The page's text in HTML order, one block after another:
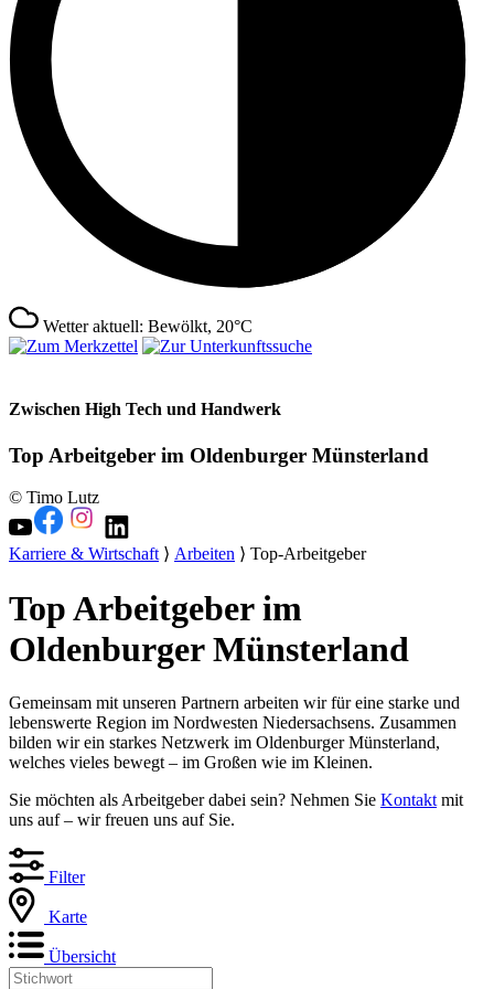
Wetter aktuell: Bewölkt, 20°C
Zwischen High Tech und Handwerk
Top Arbeitgeber im Oldenburger Münsterland
© Timo Lutz
Karriere & Wirtschaft⟩ Arbeiten ⟩ Top-Arbeitgeber
Top Arbeitgeber im
Oldenburger Münsterland
Gemeinsam mit unseren Partnern arbeiten wir für eine starke und
lebenswerte Region im Nordwesten Niedersachsens. Zusammen
bilden wir ein starkes Netzwerk im Oldenburger Münsterland,
welches vieles bewegt – im Großen wie im Kleinen.
Sie möchten als Arbeitgeber dabei sein? Nehmen Sie Kontakt mit
uns auf – wir freuen uns auf Sie.
Filter
Karte
Übersicht